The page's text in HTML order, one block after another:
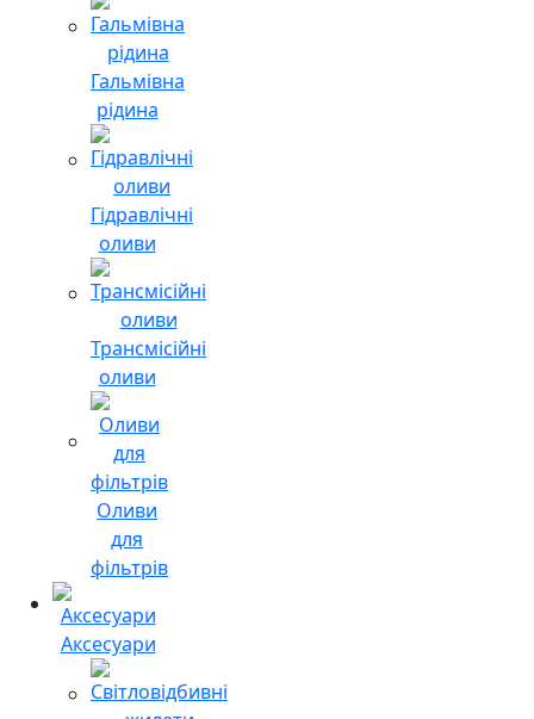
Гальмівна
рідина
Гідравлічні
оливи
Трансмісійні
оливи
Оливи
для
фільтрів
Аксесуари